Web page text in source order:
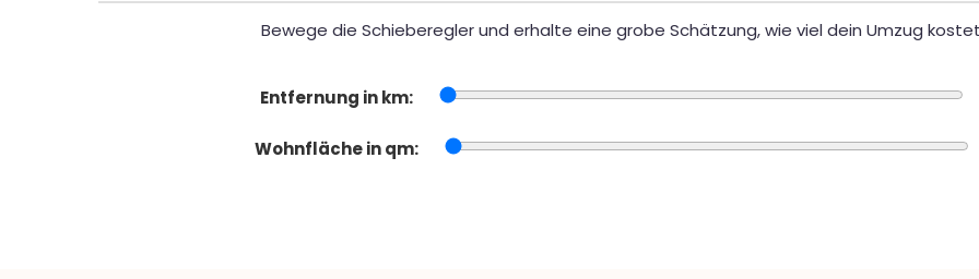
Bewege die Schieberegler und erhalte eine grobe Schätzung, wie viel dein Umzug
Entfernung in km:
Wohnfläche in qm: